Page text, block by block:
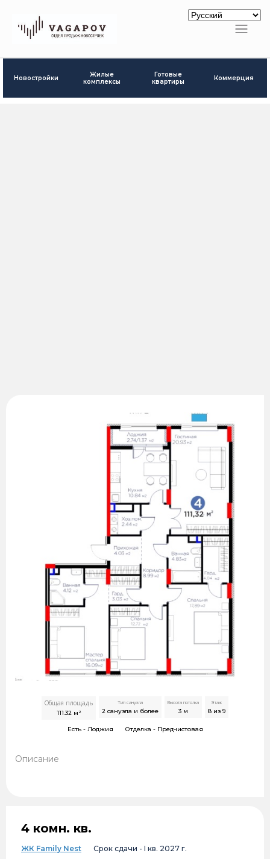
Новостройки
Жилые
комплексы
Готовые
квартиры
Коммерция
Общая площадь
111.32 м²
Тип санузла
2 санузла и более
Высота потолка
3 м
Этаж
8 из 9
Есть - Лоджия Отделка - Предчистовая
Описание
4 комн. кв.
ЖК Family Nest Срок сдачи - I кв. 2027 г.